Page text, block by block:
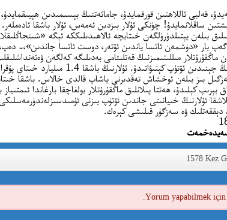
قەلبى ئاللاھتىن قورقمايدۇ، جامائەتنىڭ بېسىمىدىن
ساقلانمايدۇ! چۈنكى ئۇلار بىزدىن ئەمەس، ئۇلار باشقا
بىلەن يېتىلدۈرۈلگەن خىتايچە ئالاھىدىلىككە ئېگە
گەپ بار «دۈشمەن ئاتسا ياندىن ئۆتەر، دوست ئاتسا جاندىن»،- دەپ،
ماڭقۇرۇتلار مىللىتىمىزنىڭ قەتلىئامى بەدىلىگە كەلگەن
بىزنىڭكىلەرنىڭ جېنىدىن ئۆتۈپ
بىز بىلەن ئوخشاش تەقدىرنى ياشاپ قالدى خالاس. باشقا
بېرىپ كېلىدۇ، ھەتتا پىلانلىق ماڭقۇرۇتلار بولغاچقا بارغاندا
ئۇلارنىڭ خىيانىتى جاندىن ئۆتۈپ بىزنى
دېققەتلىك ۋە سەزگۈر قىلىشى كېرەك.
1578 Kez
Yorum yapabilmek